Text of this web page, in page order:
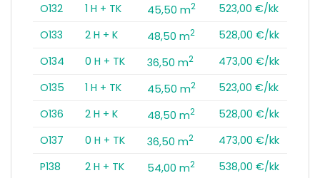
O132
1 H + TK 45,50 m2
523,00 €/kk
O133
2 H + K 48,50 m2
528,00 €/kk
O134
0 H + TK 36,50 m2
473,00 €/kk
O135
1 H + TK 45,50 m2
523,00 €/kk
O136
2 H + K 48,50 m2
528,00 €/kk
O137
0 H + TK 36,50 m2
473,00 €/kk
P138
2 H + TK 54,00 m2
538,00 €/kk